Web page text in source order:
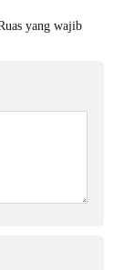
yang wajib